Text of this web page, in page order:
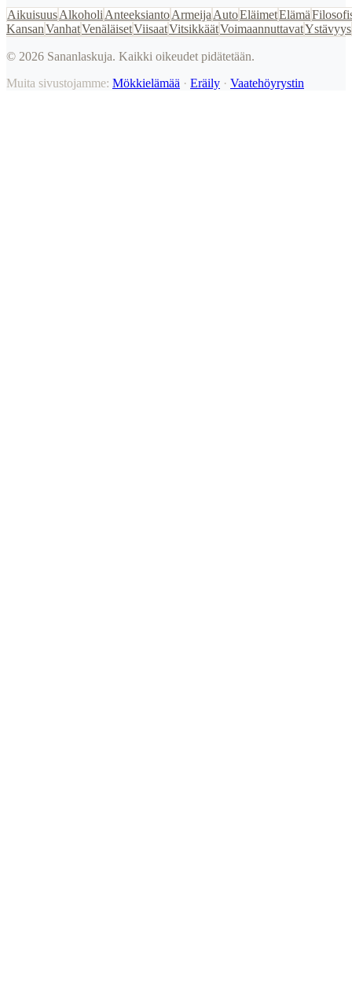
AikuisuusAlkoholi AnteeksiantoArmeija AutoEläimetElämä
KansanVanhatVenäläisetViisaatVitsikkäätVoimaannuttavatYstävyys
© 2026 Sananlaskuja. Kaikki oikeudet pidätetään.
Muita sivustojamme: Mökkielämää · Eräily · Vaatehöyrystin